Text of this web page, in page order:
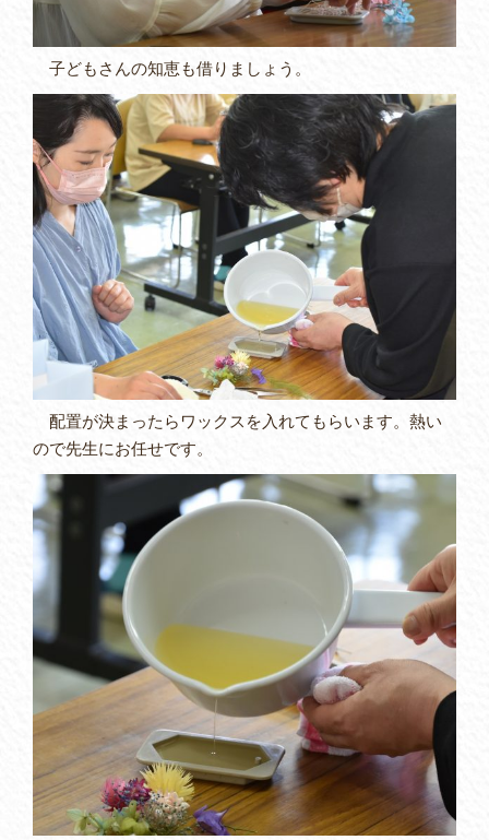
子どもさんの知恵も借りましょう。
配置が決まったらワックスを入れてもらいます。熱い
ので先生にお任せです。